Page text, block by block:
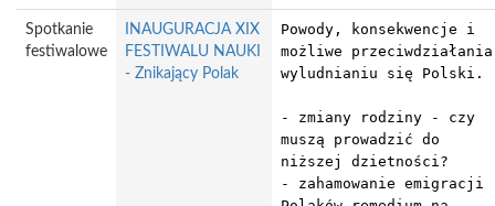
Spotkanie
festiwalowe
INAUGURACJA XIX
FESTIWALU NAUKI
- Znikający Polak
Powody, konsekwencje i
możliwe przeciwdziałania
wyludnianiu się Polski.
- zmiany rodziny - czy
muszą prowadzić do
niższej dzietności?
- zahamowanie emigracji